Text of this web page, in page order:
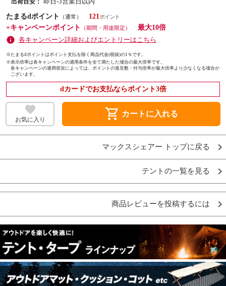
出荷目安：
たまるdポイント
（通常）
121
+キャンペーンポイント
（期間・用途限定）
最大10倍
各キャンペーン詳細およびエントリーはこちら
※たまるdポイントはポイント支払を除く商品代金(税抜)の1％です。
※表示倍率は各キャンペーンの適用条件を全て満たした場合の最大倍率です。
各キャンペーンの適用状況によっては、ポイントの進呈数・付与倍率が最大倍率より少なくなる場合が
ございます。
dカードでお支払ならポイント3倍
お気に入り shopping_cart カートに入れる
マックスシェアー トップに戻る
テントの一覧を見る
商品レビューを投稿するには